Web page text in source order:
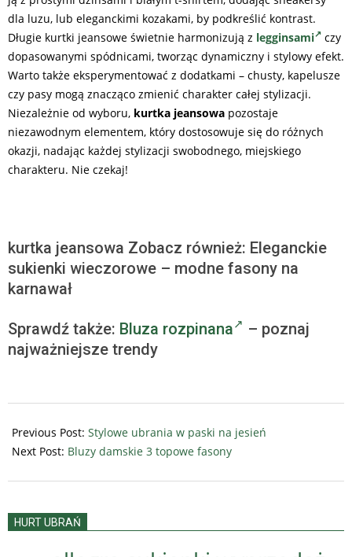
dla luzu, lub eleganckimi kozakami, by podkreślić kontrast.
Długie kurtki jeansowe świetnie harmonizują z legginsami
czy
dopasowanymi spódnicami, tworząc dynamiczny i stylowy efekt.
Warto także eksperymentować z dodatkami – chusty, kapelusze
czy pasy mogą znacząco zmienić charakter całej stylizacji.
Niezależnie od wyboru, kurtka jeansowa pozostaje
niezawodnym elementem, który dostosowuje się do różnych
okazji, nadając każdej stylizacji swobodnego, miejskiego
charakteru. Nie czekaj!
kurtka jeansowa Zobacz również: Eleganckie
sukienki wieczorowe – modne fasony na
karnawał
Sprawdź także: Bluza rozpinana
– poznaj
najważniejsze trendy
10-
05
Previous Post: Stylowe ubrania w paski na jesień
Next Post: Bluzy damskie 3 topowe fasony
HURT UBRAŃ